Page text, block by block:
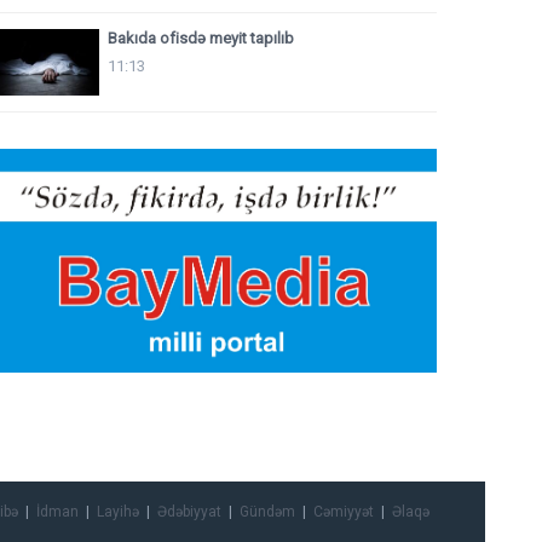
Bakıda ofisdə meyit tapılıb
11:13
İdman Layihə Ədəbiyyat Gündəm Cəmiyyət Əlaqə